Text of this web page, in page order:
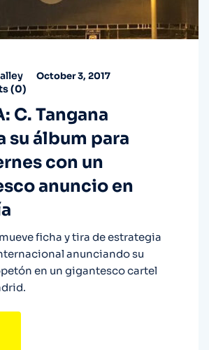
October 3, 2017
(0)
C. Tangana
su álbum para
con un
anuncio en
ficha y tira de estrategia
anunciando su
en un gigantesco cartel